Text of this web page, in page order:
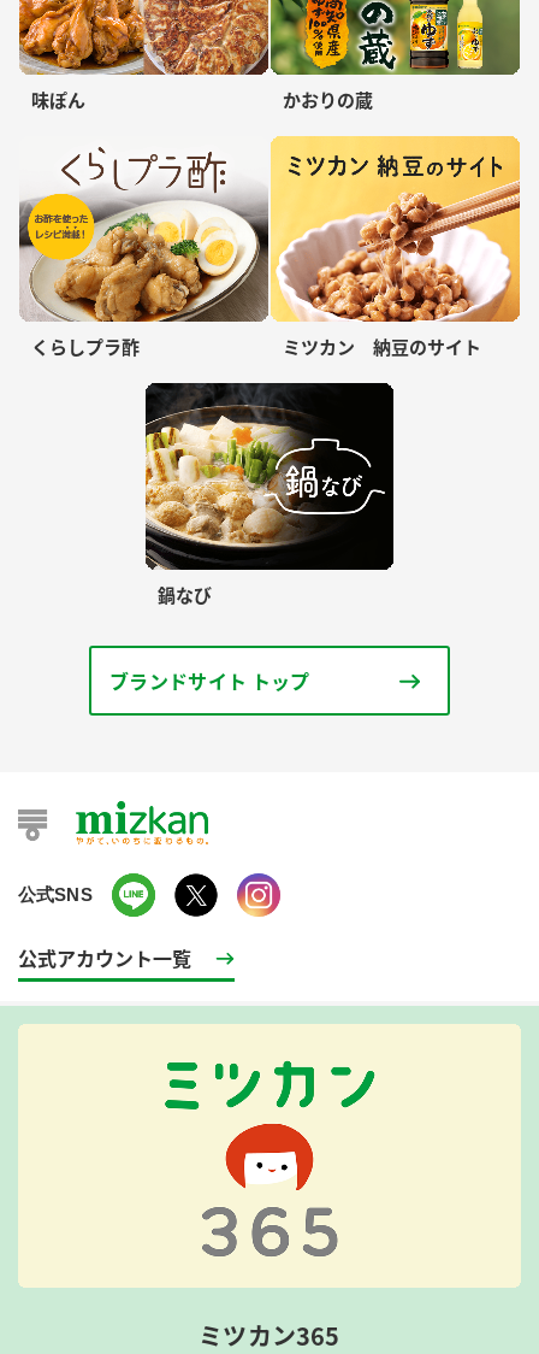
味ぽん かおりの蔵
くらしプラ酢 ミツカン 納豆のサイト
鍋なび
ブランドサイト トップ
公式SNS
公式アカウント一覧
ミツカン365